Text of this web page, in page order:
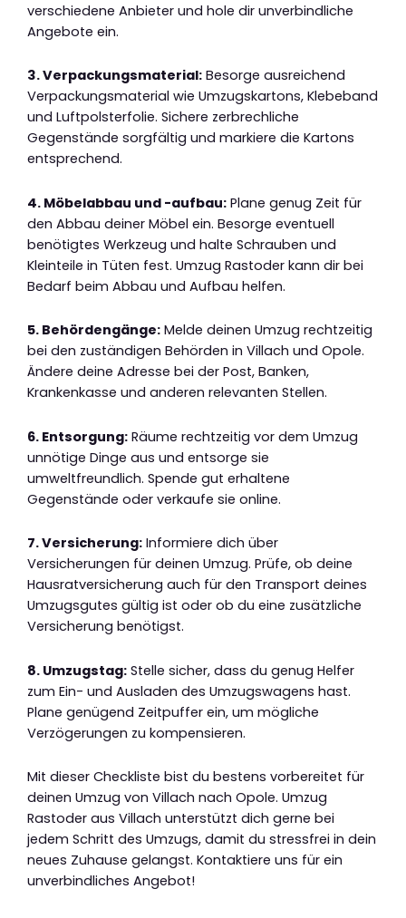
verschiedene Anbieter und hole dir unverbindliche
Angebote ein.
3. Verpackungsmaterial: Besorge ausreichend
Verpackungsmaterial wie Umzugskartons, Klebeband
und Luftpolsterfolie. Sichere zerbrechliche
Gegenstände sorgfältig und markiere die Kartons
entsprechend.
4. Möbelabbau und -aufbau: Plane genug Zeit für
den Abbau deiner Möbel ein. Besorge eventuell
benötigtes Werkzeug und halte Schrauben und
Kleinteile in Tüten fest. Umzug Rastoder kann dir bei
Bedarf beim Abbau und Aufbau helfen.
5. Behördengänge: Melde deinen Umzug rechtzeitig
bei den zuständigen Behörden in Villach und Opole.
Ändere deine Adresse bei der Post, Banken,
Krankenkasse und anderen relevanten Stellen.
6. Entsorgung: Räume rechtzeitig vor dem Umzug
unnötige Dinge aus und entsorge sie
umweltfreundlich. Spende gut erhaltene
Gegenstände oder verkaufe sie online.
7. Versicherung: Informiere dich über
Versicherungen für deinen Umzug. Prüfe, ob deine
Hausratversicherung auch für den Transport deines
Umzugsgutes gültig ist oder ob du eine zusätzliche
Versicherung benötigst.
8. Umzugstag: Stelle sicher, dass du genug Helfer
zum Ein- und Ausladen des Umzugswagens hast.
Plane genügend Zeitpuffer ein, um mögliche
Verzögerungen zu kompensieren.
Mit dieser Checkliste bist du bestens vorbereitet für
deinen Umzug von Villach nach Opole. Umzug
Rastoder aus Villach unterstützt dich gerne bei
jedem Schritt des Umzugs, damit du stressfrei in dein
neues Zuhause gelangst. Kontaktiere uns für ein
unverbindliches Angebot!